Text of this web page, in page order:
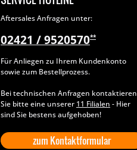
Aftersales Anfragen unter:
02421 / 9520570**
Für Anliegen zu Ihrem Kundenkonto
sowie zum Bestellprozess.
Bei technischen Anfragen kontaktieren
Sie bitte eine unserer 11 Filialen - Hier
sind Sie bestens aufgehoben!
zum Kontaktformular